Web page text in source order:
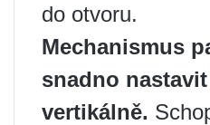
do otvoru.
Mechanismus
snadno
vertikálně.